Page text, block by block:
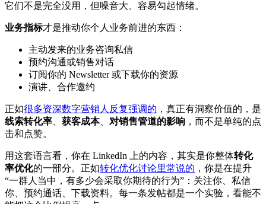
它们不是完全没用，但噪音大、容易勾起情绪。
业务指标才是推动你个人业务前进的东西：
主动发来的业务咨询私信
预约沟通或销售对话
订阅你的 Newsletter 或下载你的资源
演讲、合作邀约
正如很多资深数字营销人反复强调的 ，真正有洞察价值的，是
线索转化率、 获客成本、 对销售管道的影响 ，而不是单纯的点
击和点赞。
用这套语言看，你在 LinkedIn 上的内容，其实是你整体转化
率优化的一部分。正如转化优化讨论里常说的 ，你是在提升
“一群人当中，有多少会采取你期待的行为”：关注你、私信
你、预约通话、下载资料。每一条发帖都是一个实验，看能不